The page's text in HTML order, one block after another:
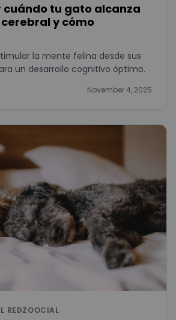
cuándo tu gato alcanza
y cómo
la mente felina desde sus
un desarrollo cognitivo óptimo.
November 4, 2025
REDZOOCIAL